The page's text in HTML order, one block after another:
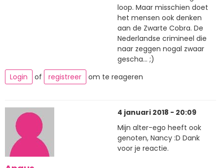
loop. Maar misschien doet
het mensen ook denken
aan de Zwarte Cobra. De
Nederlandse crimineel die
naar zeggen nogal zwaar
gescha... ;)
Login
of registreer om te reageren
4 januari 2018 - 20:09
Mijn alter-ego heeft ook
genoten, Nancy :D Dank
voor je reactie.